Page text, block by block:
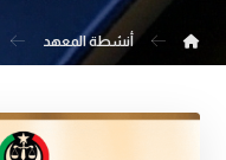
أنشطة المعهد